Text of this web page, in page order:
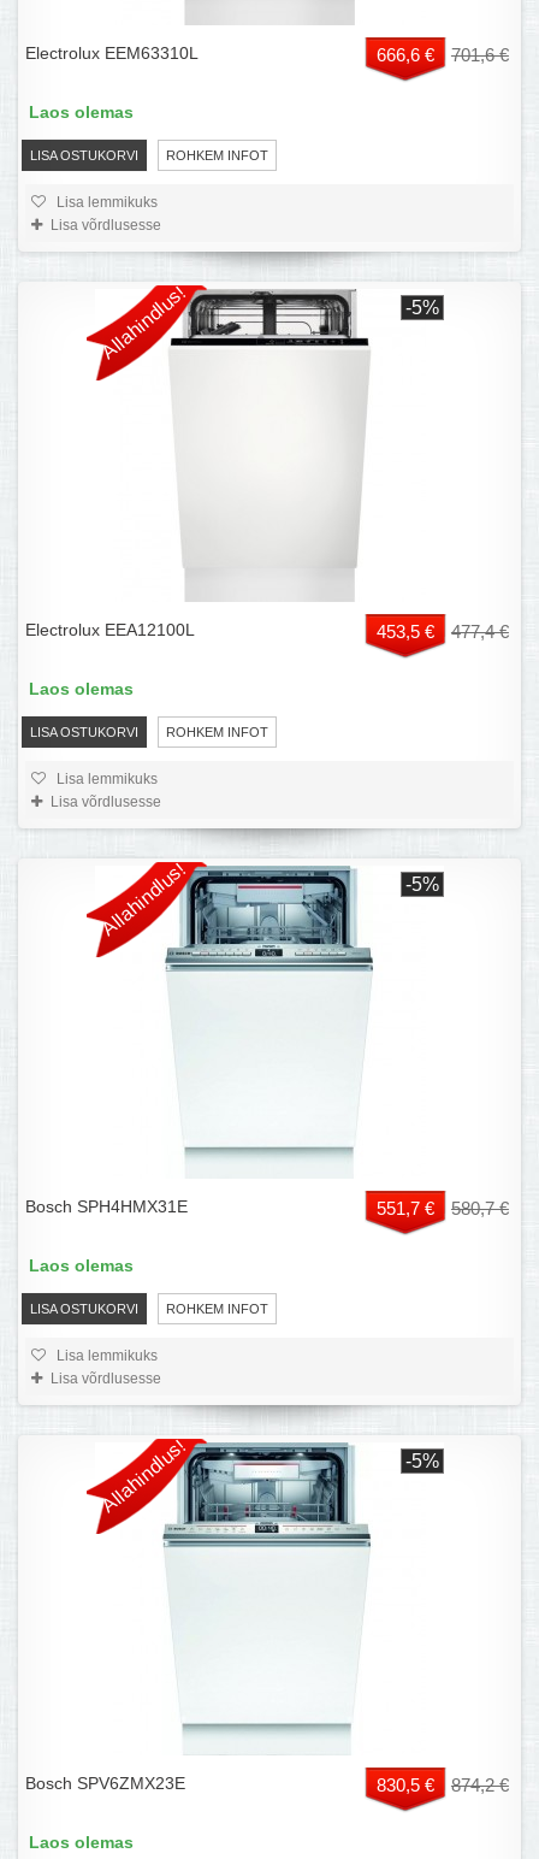
Electrolux EEM63310L 666,6 € 701,6 €
LISA OSTUKORVI ROHKEM INFOT
Laos olemas
Lisa lemmikuks
Lisa võrdlusesse
Allahindlus! -5%
Electrolux EEA12100L 453,5 € 477,4 €
LISA OSTUKORVI ROHKEM INFOT
Laos olemas
Lisa lemmikuks
Lisa võrdlusesse
Allahindlus! -5%
Bosch SPH4HMX31E 551,7 € 580,7 €
LISA OSTUKORVI ROHKEM INFOT
Laos olemas
Lisa lemmikuks
Lisa võrdlusesse
Allahindlus! -5%
Bosch SPV6ZMX23E 830,5 € 874,2 €
Laos olemas